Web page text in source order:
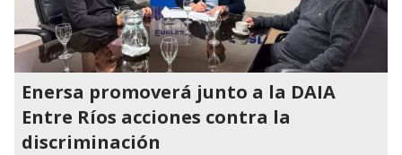
Enersa promoverá junto a la DAIA
Entre Ríos acciones contra la
discriminación